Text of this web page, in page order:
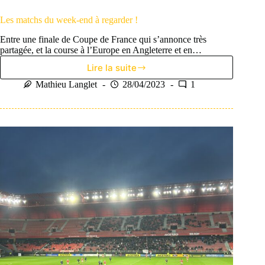
Les matchs du week-end à regarder !
Entre une finale de Coupe de France qui s’annonce très
partagée, et la course à l’Europe en Angleterre et en…
Lire la suite
Les
matchs
week-
à
Mathieu Langlet 28/04/2023 1